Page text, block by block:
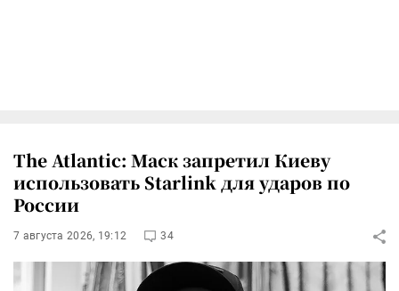
The Atlantic: Маск запретил Киеву
использовать Starlink для ударов по
России
7 августа 2026, 19:12 34